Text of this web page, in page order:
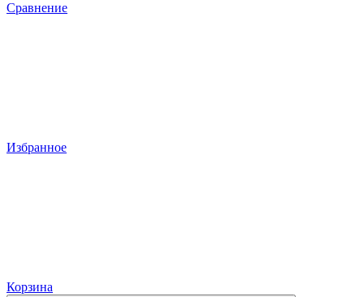
Сравнение
Избранное
Корзина